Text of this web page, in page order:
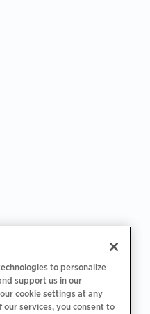
to personalize
support us in our
cookie settings at any
services, you consent to